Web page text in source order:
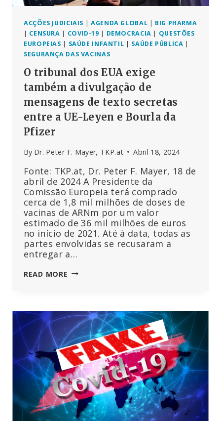
ACÇÕES JUDICIAIS | AGENDA GLOBAL | BIG PHARMA
| CENSURA | COVID-19 | DEMOCRACIA | QUESTÕES
EUROPEIAS | SAÚDE INFANTIL | SAÚDE PÚBLICA |
SEGURANÇA DAS VACINAS
O tribunal dos EUA exige
também a divulgação de
mensagens de texto secretas
entre a UE-Leyen e Bourla da
Pfizer
By Dr. Peter F. Mayer, TKP.at Abril 18, 2024
Fonte: TKP.at, Dr. Peter F. Mayer, 18 de
abril de 2024 A Presidente da
Comissão Europeia terá comprado
cerca de 1,8 mil milhões de doses de
vacinas de ARNm por um valor
estimado de 36 mil milhões de euros
no início de 2021. Até à data, todas as
partes envolvidas se recusaram a
entregar a…
READ MORE O
EXIGE
TAMBÉM
A
DIVULGAÇÃO
DE
MENSAGENS
DE
TEXTO
SECRETAS
ENTRE
A